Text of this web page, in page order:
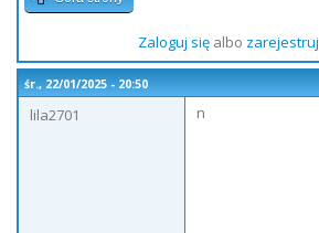
Zaloguj sięalbo zarejestruj
śr., 22/01/2025 - 20:50
lila2701
n